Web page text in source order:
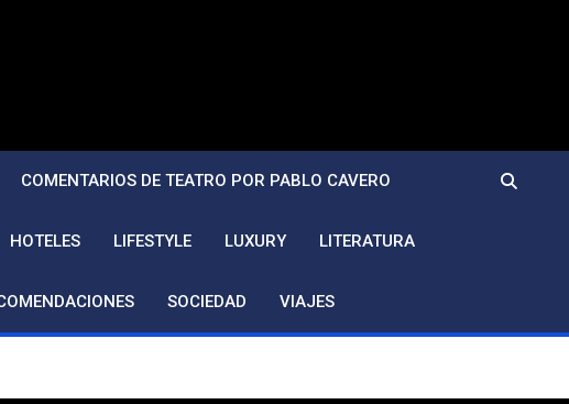
COMENTARIOS DE TEATRO POR PABLO CAVERO
HOTELES LIFESTYLE LUXURY LITERATURA
SOCIEDAD VIAJES